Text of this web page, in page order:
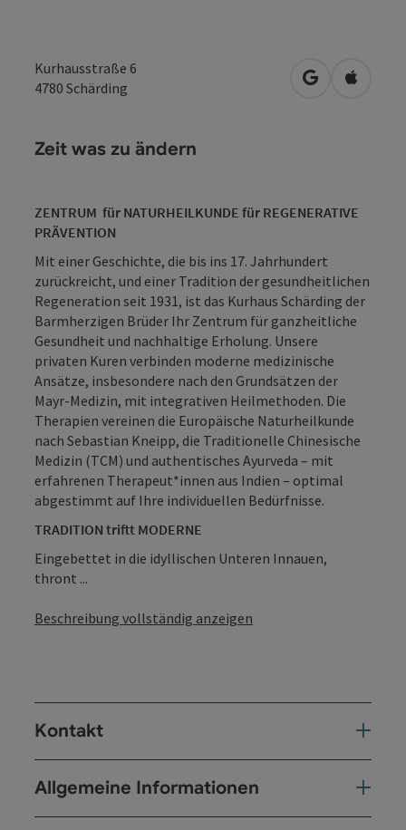
Kurhausstraße 6
4780 Schärding in Google
in
Zeit was zu ändern
ZENTRUM für NATURHEILKUNDE für REGENERATIVE
PRÄVENTION
Mit einer Geschichte, die bis ins 17. Jahrhundert
zurückreicht, und einer Tradition der gesundheitlichen
Regeneration seit 1931, ist das Kurhaus Schärding der
Barmherzigen Brüder Ihr Zentrum für ganzheitliche
Gesundheit und nachhaltige Erholung. Unsere
privaten Kuren verbinden moderne medizinische
Ansätze, insbesondere nach den Grundsätzen der
Mayr-Medizin, mit integrativen Heilmethoden. Die
Therapien vereinen die Europäische Naturheilkunde
nach Sebastian Kneipp, die Traditionelle Chinesische
Medizin (TCM) und authentisches Ayurveda – mit
erfahrenen Therapeut*innen aus Indien – optimal
abgestimmt auf Ihre individuellen Bedürfnisse.
TRADITION triftt MODERNE
Eingebettet in die idyllischen Unteren Innauen,
thront ...
Beschreibung vollständig anzeigen
Kontakt
Allgemeine Informationen